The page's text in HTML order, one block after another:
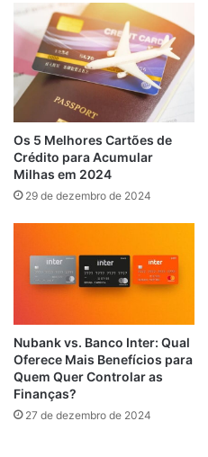
Os 5 Melhores Cartões de
Crédito para Acumular
Milhas em 2024
29 de dezembro de 2024
Nubank vs. Banco Inter: Qual
Oferece Mais Benefícios para
Quem Quer Controlar as
Finanças?
27 de dezembro de 2024